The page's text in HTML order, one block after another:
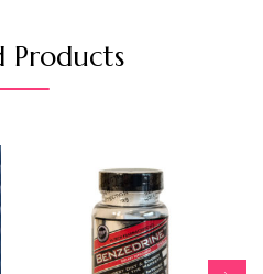
Products